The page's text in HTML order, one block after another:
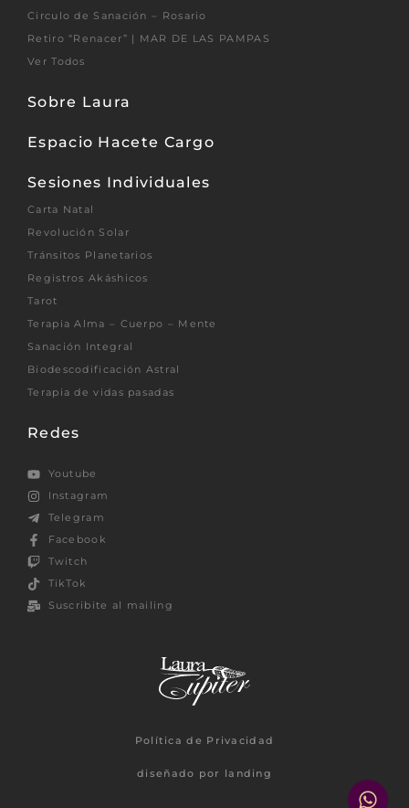
Circulo de Sanación – Rosario
Retiro “Renacer” | MAR DE LAS PAMPAS
Ver Todos
Sobre Laura
Espacio Hacete Cargo
Sesiones Individuales
Carta Natal
Revolución Solar
Tránsitos Planetarios
Registros Akáshicos
Tarot
Terapia Alma – Cuerpo – Mente
Sanación Integral
Biodescodificación Astral
Terapia de vidas pasadas
Redes
Youtube
Instagram
Telegram
Facebook
Twitch
TikTok
Suscribite al mailing
Política de Privacidad
diseñado por landing